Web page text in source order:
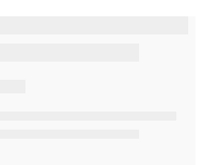
42: Tuệ Minh